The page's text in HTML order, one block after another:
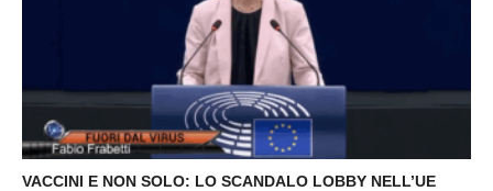
VACCINI E NON SOLO: LO SCANDALO LOBBY NELL’UE